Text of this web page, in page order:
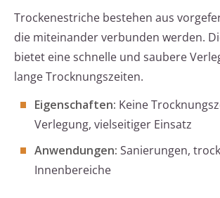
Trockenestriche bestehen aus
die miteinander verbunden werden.
bietet eine schnelle und saubere
lange Trocknungszeiten.
Eigenschaften: Keine
Verlegung, vielseitiger Einsatz
Anwendungen: Sanierungen,
Innenbereiche